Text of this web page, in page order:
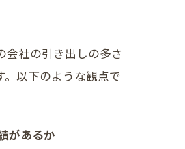
会社の引き出しの多さ
。以下のような観点で
があるか